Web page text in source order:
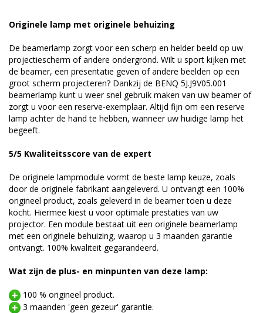
Originele lamp met originele behuizing
De beamerlamp zorgt voor een scherp en helder beeld op uw
projectiescherm of andere ondergrond. Wilt u sport kijken met
de beamer, een presentatie geven of andere beelden op een
groot scherm projecteren? Dankzij de BENQ 5J.J9V05.001
beamerlamp kunt u weer snel gebruik maken van uw beamer of
zorgt u voor een reserve-exemplaar. Altijd fijn om een reserve
lamp achter de hand te hebben, wanneer uw huidige lamp het
begeeft.
5/5 Kwaliteitsscore van de expert
De originele lampmodule vormt de beste lamp keuze, zoals
door de originele fabrikant aangeleverd. U ontvangt een 100%
origineel product, zoals geleverd in de beamer toen u deze
kocht. Hiermee kiest u voor optimale prestaties van uw
projector. Een module bestaat uit een originele beamerlamp
met een originele behuizing, waarop u 3 maanden garantie
ontvangt. 100% kwaliteit gegarandeerd.
Wat zijn de plus- en minpunten van deze lamp:
100 % origineel product.
3 maanden 'geen gezeur' garantie.